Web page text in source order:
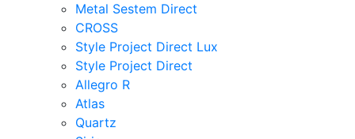
Metal Sestem Direct
CROSS
Style Project Direct Lux
Style Project Direct
Allegro R
Atlas
Quartz